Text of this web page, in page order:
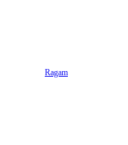
Ragam